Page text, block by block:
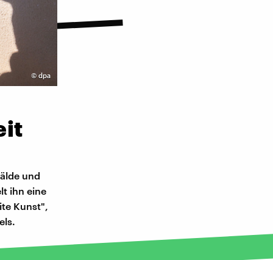
© dpa
und
ihn eine
Kunst",